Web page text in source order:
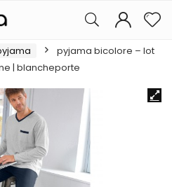
pyjama bicolore – lot
| blancheporte